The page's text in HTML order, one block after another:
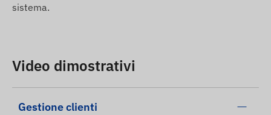
sistema.
Video dimostrativi
Gestione clienti